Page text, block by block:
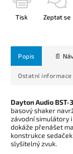
Tisk Zeptat se
Popis
Ostatní informace
Dayton Audio BST-
basový shaker
závodní simulátory
dokáže přenášet
konstrukce
slyšitelný zvuk.